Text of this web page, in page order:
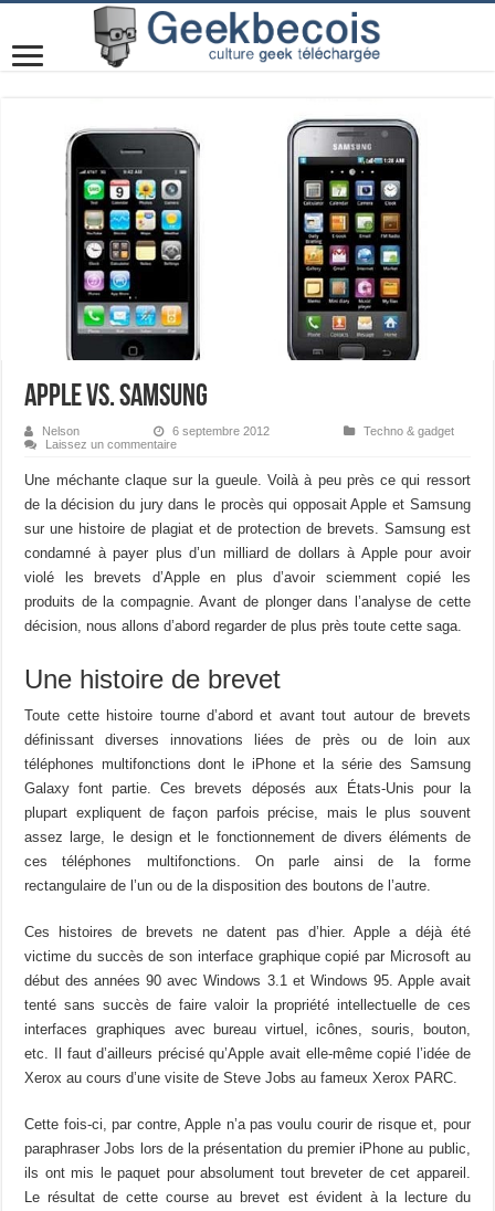
Apple vs. Samsung
Nelson 6 septembre 2012
Techno & gadget
Laissez un commentaire
Une méchante claque sur la gueule. Voilà à peu près ce qui ressort
de la décision du jury dans le procès qui opposait Apple et Samsung
sur une histoire de plagiat et de protection de brevets. Samsung est
condamné à payer plus d’un milliard de dollars à Apple pour avoir
violé les brevets d’Apple en plus d’avoir sciemment copié les
produits de la compagnie. Avant de plonger dans l’analyse de cette
décision, nous allons d’abord regarder de plus près toute cette saga.
Une histoire de brevet
Toute cette histoire tourne d’abord et avant tout autour de brevets
définissant diverses innovations liées de près ou de loin aux
téléphones multifonctions dont le iPhone et la série des Samsung
Galaxy font partie. Ces brevets déposés aux États-Unis pour la
plupart expliquent de façon parfois précise, mais le plus souvent
assez large, le design et le fonctionnement de divers éléments de
ces téléphones multifonctions. On parle ainsi de la forme
rectangulaire de l’un ou de la disposition des boutons de l’autre.
Ces histoires de brevets ne datent pas d’hier. Apple a déjà été
victime du succès de son interface graphique copié par Microsoft au
début des années 90 avec Windows 3.1 et Windows 95. Apple avait
tenté sans succès de faire valoir la propriété intellectuelle de ces
interfaces graphiques avec bureau virtuel, icônes, souris, bouton,
etc. Il faut d’ailleurs précisé qu’Apple avait elle-même copié l’idée de
Xerox au cours d’une visite de Steve Jobs au fameux Xerox PARC.
Cette fois-ci, par contre, Apple n’a pas voulu courir de risque et, pour
paraphraser Jobs lors de la présentation du premier iPhone au public,
ils ont mis le paquet pour absolument tout breveter de cet appareil.
Le résultat de cette course au brevet est évident à la lecture du